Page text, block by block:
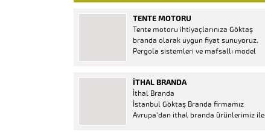
TENTE MOTORU
Tente motoru ihtiyaçlarınıza Göktaş
branda olarak uygun fiyat sunuyoruz.
Pergola sistemleri ve mafsallı model
mevcuttur. Kumanda ve diğer aparatlar
firmamızda mevcuttur.
İTHAL BRANDA
İthal Branda
İstanbul Göktaş Branda firmamız
Avrupa’dan ithal branda ürünlerimiz ile